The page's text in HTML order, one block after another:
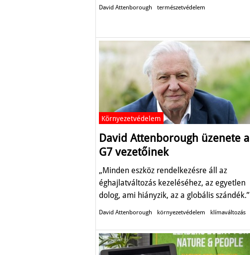
David Attenborough természetvédelem
Környezetvédelem
David Attenborough üzenete a
G7 vezetőinek
„Minden eszköz rendelkezésre áll az
éghajlatváltozás kezeléséhez, az egyetlen
dolog, ami hiányzik, az a globális szándék.”
David Attenborough környezetvédelem klímaváltozás